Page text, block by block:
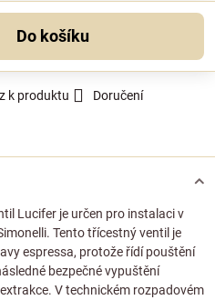
Do košíku
k produktu Doručení
Lucifer je určen pro instalaci v
Tento třícestný ventil je
espressa, protože řídí pouštění
bezpečné vypuštění
V technickém rozpadovém